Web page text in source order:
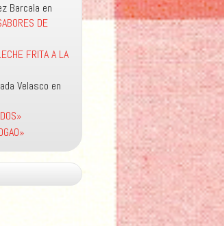
Barcala en
DE
FRITA A LA
Velasco en